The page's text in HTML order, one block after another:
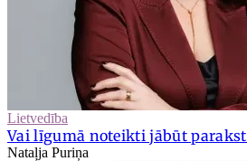
Lietvedība
Vai līgumā noteikti jābūt
Nataļja Puriņa